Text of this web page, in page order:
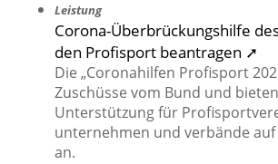
Leistung
Corona-Überbrückungshilfe
den Profisport beantragen ➚
Die „Coronahilfen Profisport
Zuschüsse vom Bund und
Unterstützung für
unternehmen und verbände auf
an.